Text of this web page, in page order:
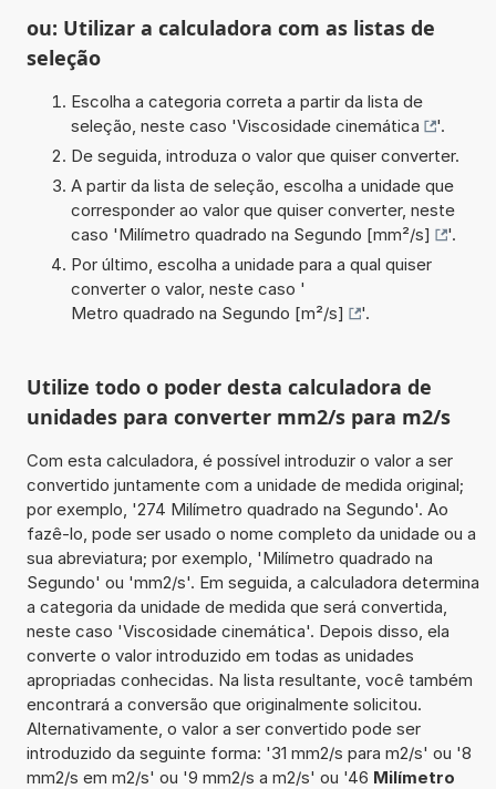
ou: Utilizar a calculadora com as listas de
seleção
Escolha a categoria correta a partir da lista de
seleção, neste caso 'Viscosidade cinemática
'.
De seguida, introduza o valor que quiser converter.
A partir da lista de seleção, escolha a unidade que
corresponder ao valor que quiser converter, neste
caso 'Milímetro quadrado na Segundo [mm²/s]
'.
Por último, escolha a unidade para a qual quiser
converter o valor, neste caso '
Metro quadrado na Segundo [m²/s]
'.
Utilize todo o poder desta calculadora de
unidades para converter mm2/s para m2/s
Com esta calculadora, é possível introduzir o valor a ser
convertido juntamente com a unidade de medida original;
por exemplo, '274 Milímetro quadrado na Segundo'. Ao
fazê-lo, pode ser usado o nome completo da unidade ou a
sua abreviatura; por exemplo, 'Milímetro quadrado na
Segundo' ou 'mm2/s'. Em seguida, a calculadora determina
a categoria da unidade de medida que será convertida,
neste caso 'Viscosidade cinemática'. Depois disso, ela
converte o valor introduzido em todas as unidades
apropriadas conhecidas. Na lista resultante, você também
encontrará a conversão que originalmente solicitou.
Alternativamente, o valor a ser convertido pode ser
introduzido da seguinte forma: '31 mm2/s para m2/s' ou '8
mm2/s em m2/s' ou '9 mm2/s a m2/s' ou '46 Milímetro